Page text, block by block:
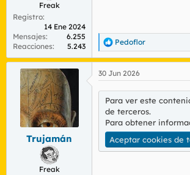
Freak
Registro
14 Ene 2024
Mensajes
6.255
Reacciones
5.243
R
e
a
c
o
n
e
s
Pedoflor
Trujamán
Freak
30 Jun 2026
Para ver este
de terceros.
Para obtener
Aceptar cookies de